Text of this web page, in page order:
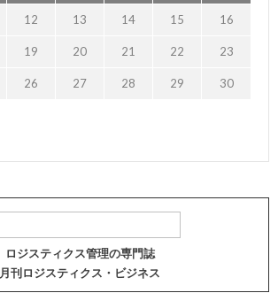
12 13 14 15 16
19 20 21 22 23
26 27 28 29 30
ロジスティクス管理の専門誌
月刊ロジスティクス・ビジネス